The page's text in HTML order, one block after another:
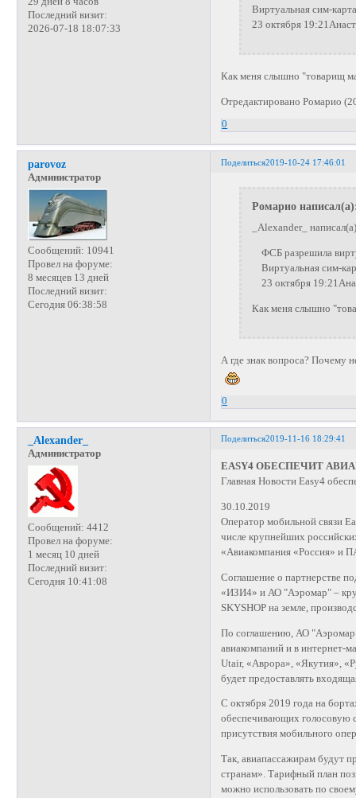
Последний визит:
2026-07-18 18:07:33
Виртуальная сим-
23 октября
Как меня слышно "товарищ
Отредактировано Ромарио
0
Поделиться2019-10-24 17:46:01
parovoz
Администратор
Сообщений: 10941
Провел на форуме:
8 месяцев 13 дней
Последний визит:
Сегодня 06:38:58
Ромарио
_Alexander_
ФСБ разрешила
Виртуальная сим-
23 октября
Как меня слышно
А где знак вопроса? Почему
0
Поделиться2019-11-16 18:29:41
_Alexander_
Администратор
Сообщений: 4412
Провел на форуме:
1 месяц 10 дней
Последний визит:
Сегодня 10:41:08
EASY4 ОБЕСПЕЧИТ
Главная Новости Easy4
30.10.2019
Оператор мобильной связи
числе крупнейших
«Авиакомпания «Россия» и
Соглашение о партнерстве
«ИЗИ4» и АО "Аэромар" –
SKYSHOP на земле,
По соглашению, АО
авиакомпаний и в интернет-
Utair, «Аврора», «Якутия»,
будет предоставлять
С октября 2019 года на
обеспечивающих голосовую
присутствия мобильного
Так, авиапассажирам будут
странам». Тарифный план
можно использовать по